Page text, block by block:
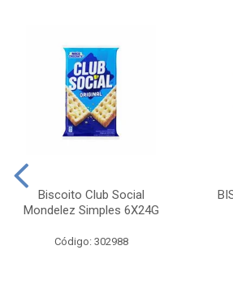
Biscoito Club Social
Mondelez Simples 6X24G
Código: 302988